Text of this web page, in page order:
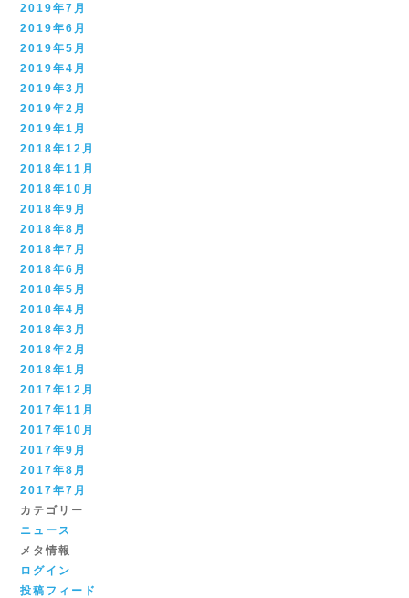
2019年7月
2019年6月
2019年5月
2019年4月
2019年3月
2019年2月
2019年1月
2018年12月
2018年11月
2018年10月
2018年9月
2018年8月
2018年7月
2018年6月
2018年5月
2018年4月
2018年3月
2018年2月
2018年1月
2017年12月
2017年11月
2017年10月
2017年9月
2017年8月
2017年7月
カテゴリー
ニュース
メタ情報
ログイン
投稿フィード